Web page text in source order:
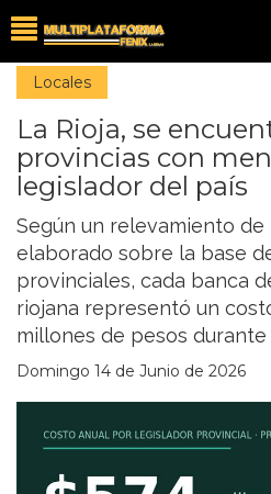
Locales
La Rioja, se
provincias con
legislador del país
Según un relevamiento
elaborado sobre la base
provinciales, cada banca
riojana representó un
millones de pesos durante
Domingo 14 de Junio de 2026